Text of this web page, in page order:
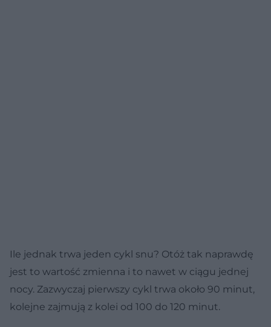
Ile jednak trwa jeden cykl snu? Otóż tak naprawdę
jest to wartość zmienna i to nawet w ciągu jednej
nocy. Zazwyczaj pierwszy cykl trwa około 90 minut,
kolejne zajmują z kolei od 100 do 120 minut.